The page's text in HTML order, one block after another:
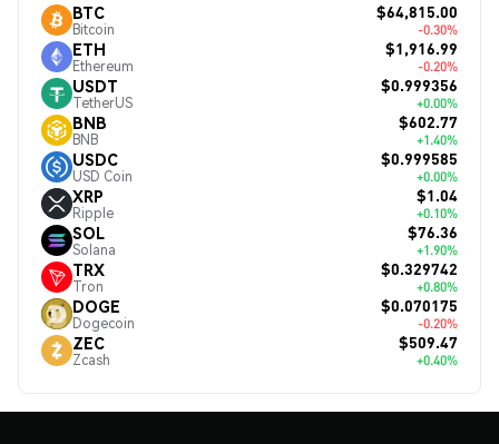
BTC
Bitcoin
$64,815.00
-0.30%
ETH
Ethereum
$1,916.99
-0.20%
USDT
TetherUS
$0.999356
+0.00%
BNB
BNB
$602.77
+1.40%
USDC
USD Coin
$0.999585
+0.00%
XRP
Ripple
$1.04
+0.10%
SOL
Solana
$76.36
+1.90%
TRX
Tron
$0.329742
+0.80%
DOGE
Dogecoin
$0.070175
-0.20%
ZEC
Zcash
$509.47
+0.40%